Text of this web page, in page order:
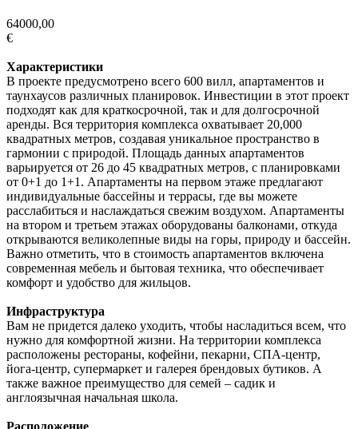
64000,00
€
Характеристики
В проекте предусмотрено всего 600 вилл, апартаментов и
таунхаусов различных планировок. Инвестиции в этот проект
подходят как для краткосрочной, так и для долгосрочной
аренды. Вся территория комплекса охватывает 20,000
квадратных метров, создавая уникальное пространство в
гармонии с природой. Площадь данных апартаментов
варьируется от 26 до 45 квадратных метров, с планировками
от 0+1 до 1+1. Апартаменты на первом этаже предлагают
индивидуальные бассейны и террасы, где вы можете
расслабиться и наслаждаться свежим воздухом. Апартаменты
на втором и третьем этажах оборудованы балконами, откуда
открываются великолепные виды на горы, природу и бассейн.
Важно отметить, что в стоимость апартаментов включена
современная мебель и бытовая техника, что обеспечивает
комфорт и удобство для жильцов.
Инфраструктура
Вам не придется далеко уходить, чтобы насладиться всем, что
нужно для комфортной жизни. На территории комплекса
расположены рестораны, кофейни, пекарни, СПА-центр,
йога-центр, супермаркет и галерея брендовых бутиков. А
также важное преимущество для семей – садик и
англоязычная начальная школа.
Расположение